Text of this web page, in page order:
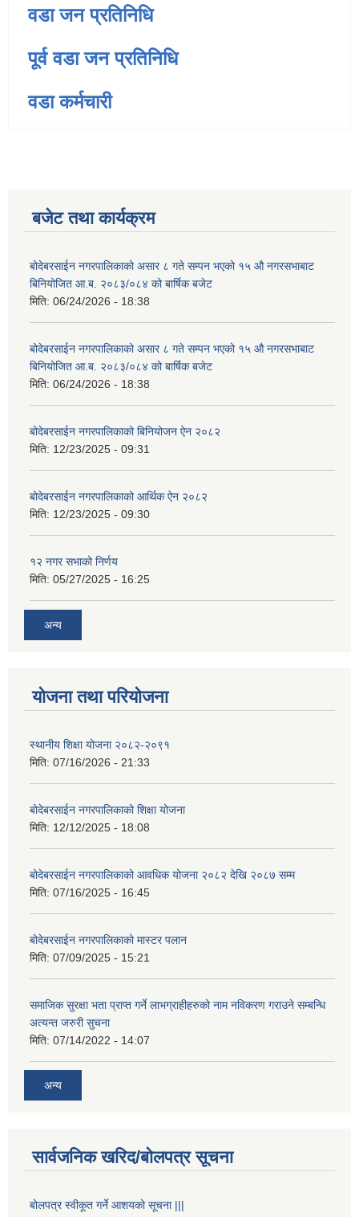
वडा जन प्रतिनिधि
पूर्व वडा जन प्रतिनिधि
वडा कर्मचारी
बजेट तथा कार्यक्रम
बोदेबरसाईन नगरपालिकाको असार ८ गते सम्पन भएको १५ ‍‍‍औ नगरसभाबाट
बिनियोजित आ.ब. २०८३/०८४ को बार्षिक बजेट
मिति: 06/24/2026 - 18:38
बोदेबरसाईन नगरपालिकाको असार ८ गते सम्पन भएको १५ ‍‍‍औ नगरसभाबाट
बिनियोजित आ.ब. २०८३/०८४ को बार्षिक बजेट
मिति: 06/24/2026 - 18:38
बोदेबरसाईन नगरपालिकाको बिनियोजन ऐन २०८२
मिति: 12/23/2025 - 09:31
बोदेबरसाईन नगरपालिकाको आर्थिक ऐन २०८२
मिति: 12/23/2025 - 09:30
१२ नगर सभाको निर्णय
मिति: 05/27/2025 - 16:25
अन्य
योजना तथा परियोजना
स्थानीय शिक्षा योजना २०८२-२०९१
मिति: 07/16/2026 - 21:33
बोदेबरसाईन नगरपालिकाको शिक्षा योजना
मिति: 12/12/2025 - 18:08
बोदेबरसाईन नगरपालिकाको आवधिक योजना २०८२ देखि २०८७ सम्म
मिति: 07/16/2025 - 16:45
बोदेबरसाईन नगरपालिकाको मास्टर पलान
मिति: 07/09/2025 - 15:21
समाजिक सुरक्षा भता प्राप्त गर्ने लाभग्राहीहरुको नाम नविकरण गराउने सम्बन्धि
अत्यन्त जरुरी सुचना
मिति: 07/14/2022 - 14:07
अन्य
सार्वजनिक खरिद/बोलपत्र सूचना
बोलपत्र स्वीकूत गर्ने आशयको सूचना |||